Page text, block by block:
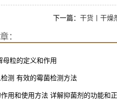
下一篇： 干货丨干燥
：
母粒的定义和作用
测 有效的霉菌检测方法
用和使用方法 详解抑菌剂的功能和